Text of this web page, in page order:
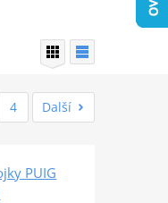
4 Další
PUIG